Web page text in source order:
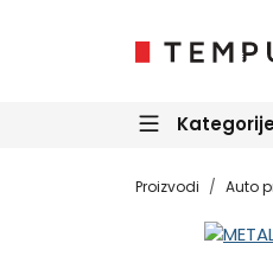
Proizvodi Auto